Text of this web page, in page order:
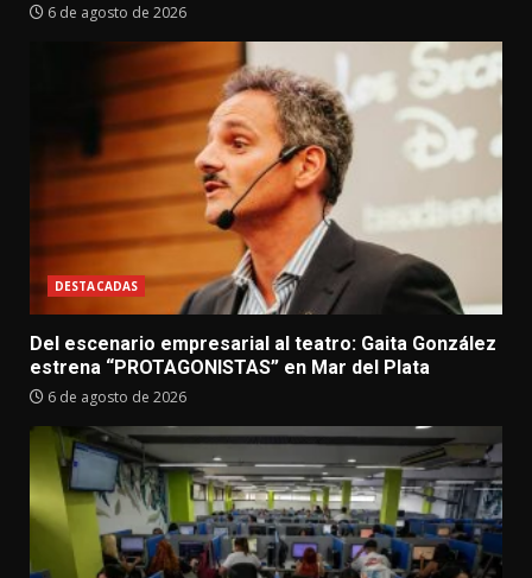
6 de agosto de 2026
DESTACADAS
Del escenario empresarial al teatro: Gaita González
estrena “PROTAGONISTAS” en Mar del Plata
6 de agosto de 2026